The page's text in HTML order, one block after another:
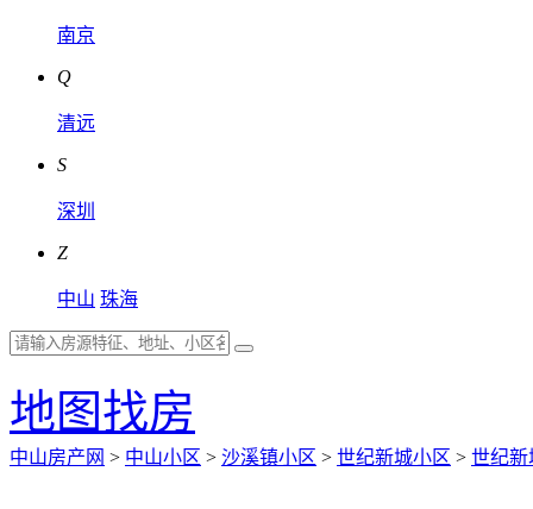
南京
Q
清远
S
深圳
Z
中山 珠海
地图找房
中山房产网 > 中山小区 > 沙溪镇小区 > 世纪新城小区 > 世纪新